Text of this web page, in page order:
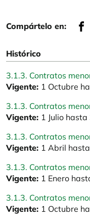
Compártelo en:
Histórico
3.1.3. Contratos
Vigente: 1 Octubre
3.1.3. Contratos
Vigente: 1 Julio
3.1.3. Contratos
Vigente: 1 Abril
3.1.3. Contratos
Vigente: 1 Enero
3.1.3. Contratos
Vigente: 1 Octubre